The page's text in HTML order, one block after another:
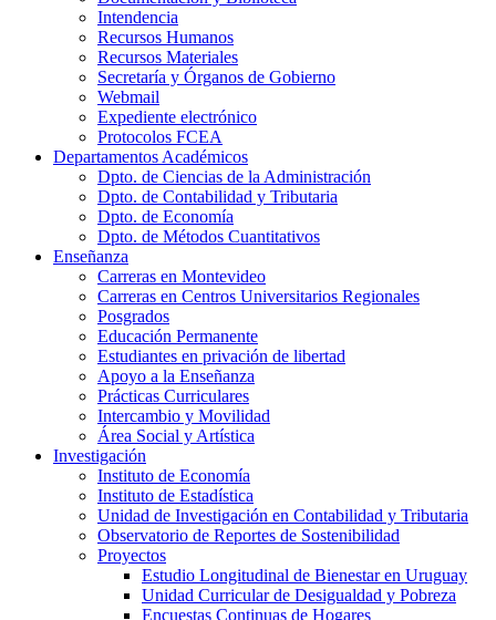
Intendencia
Recursos Humanos
Recursos Materiales
Secretaría y Órganos de Gobierno
Webmail
Expediente electrónico
Protocolos FCEA
Departamentos Académicos
Dpto. de Ciencias de la Administración
Dpto. de Contabilidad y Tributaria
Dpto. de Economía
Dpto. de Métodos Cuantitativos
Enseñanza
Carreras en Montevideo
Carreras en Centros Universitarios Regionales
Posgrados
Educación Permanente
Estudiantes en privación de libertad
Apoyo a la Enseñanza
Prácticas Curriculares
Intercambio y Movilidad
Área Social y Artística
Investigación
Instituto de Economía
Instituto de Estadística
Unidad de Investigación en Contabilidad y Tributaria
Observatorio de Reportes de Sostenibilidad
Proyectos
Estudio Longitudinal de Bienestar en Uruguay
Unidad Curricular de Desigualdad y Pobreza
Encuestas Continuas de Hogares